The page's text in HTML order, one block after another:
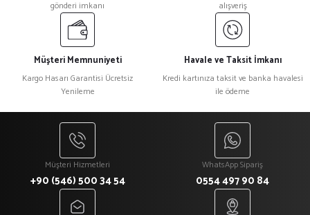
gönderi imkanı
alışveriş
Müşteri Memnuniyeti
Kargo Hasarı Garantisi Ücretsiz
Yenileme
Havale ve Taksit İmkanı
Kredi kartınıza taksit ve banka havalesi
ile ödeme
Müşteri Hizmetleri
+90 (546) 500 34 54
WhatsApp Sipariş
0554 497 90 84